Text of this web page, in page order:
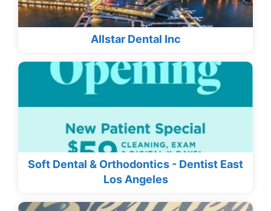
Allstar Dental Inc
Soft Dental & Orthodontics - Dentist East
Los Angeles